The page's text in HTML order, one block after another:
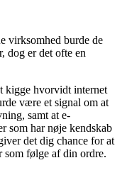
virksomhed burde de
dog er det ofte en
kigge hvorvidt internet
være et signal om at
samt at e-
som har nøje kendskab
det dig chance for at
følge af din ordre.